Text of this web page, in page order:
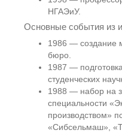
НГАЭиУ.
Основные события из
1986 — создание
бюро.
1987 —
студенческих
1988 — набор на
специальности
производством»
«Сибсельмаш»,